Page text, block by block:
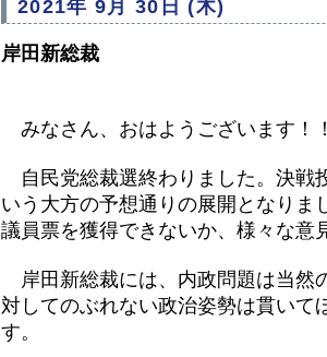
2021年 9月 30日 (木)
岸田新総裁
みなさん、おはようございます！
自民党総裁選終わりました。決戦
いう大方の予想通りの展開となりま
議員票を獲得できないか、様々な意
岸田新総裁には、内政問題は当然
対してのぶれない政治姿勢は貫いて
す。